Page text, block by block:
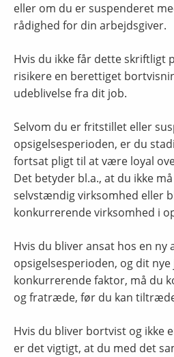
eller om du er suspenderet
rådighed for din arbejdsgiver.
Hvis du ikke får dette skriftligt
risikere en berettiget
udeblivelse fra dit job.
Selvom du er fritstillet eller
opsigelsesperioden, er du
fortsat pligt til at være loyal
Det betyder bl.a., at du ikke
selvstændig virksomhed eller
konkurrerende virksomhed i
Hvis du bliver ansat hos en ny
opsigelsesperioden, og dit
konkurrerende faktor, må du
og fratræde, før du kan
Hvis du bliver bortvist og ikke
er det vigtigt, at du med det